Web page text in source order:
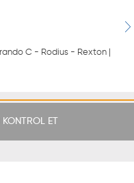
C - Rodius - Rexton |
ET